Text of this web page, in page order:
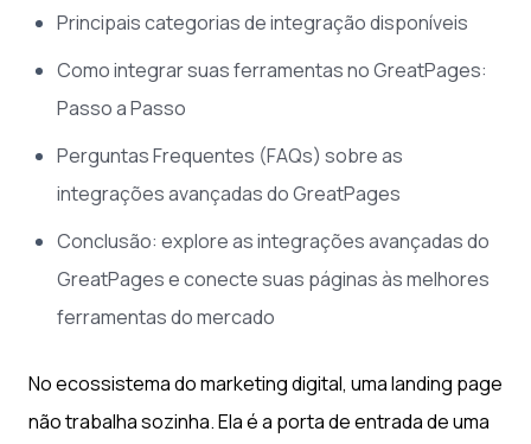
Principais categorias de integração disponíveis
Como integrar suas ferramentas no GreatPages:
Passo a Passo
Perguntas Frequentes (FAQs) sobre as
integrações avançadas do GreatPages
Conclusão: explore as integrações avançadas do
GreatPages e conecte suas páginas às melhores
ferramentas do mercado
No ecossistema do marketing digital, uma landing page
não trabalha sozinha. Ela é a porta de entrada de uma